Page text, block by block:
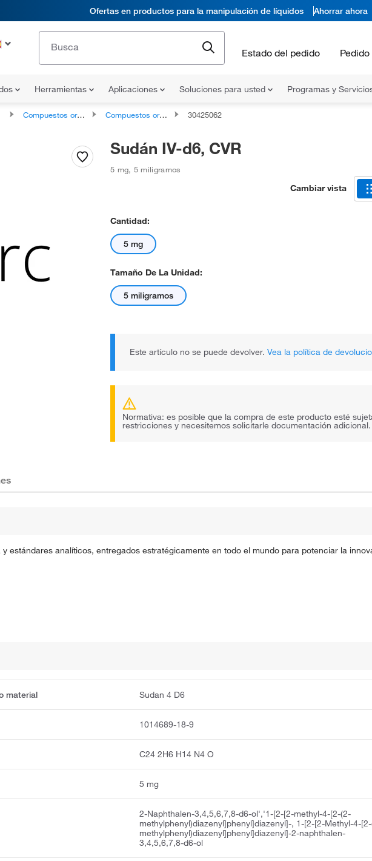
Ofertas en productos para la manipulación de líquidos Ahorrar ahora
Estado del pedido
Herramientas Aplicaciones Soluciones para usted Programas y
Compuestos orgánicos Compuestos orgánicos no clasificados 30425062
Sudán IV-d6, CVR
5 mg, 5 miligramos
Cambiar vista
Cantidad:
5 mg
Tamaño De La Unidad:
5 miligramos
Este artículo no se puede devolver. Vea la política de
Normativa: es posible que la compra de este producto esté
restricciones y necesitemos solicitarle documentación adicional.
estándares analíticos, entregados estratégicamente en todo el mundo para potenciar la
material Sudan 4 D6
1014689-18-9
C24 2H6 H14 N4 O
5 mg
2-Naphthalen-3,4,5,6,7,8-d6-ol','1-[2-[2-methyl-4-[2-(2-
methylphenyl)diazenyl]phenyl]diazenyl]-, 1-[2-[2-Methyl-4-
methylphenyl)diazenyl]phenyl]diazenyl]-2-naphthalen-
3,4,5,6,7,8-d6-ol